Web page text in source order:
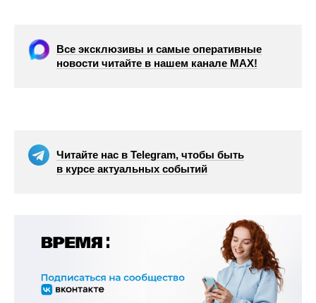
Все эксклюзивы и самые оперативные
новости читайте в нашем канале МАХ!
Читайте нас в Telegram, чтобы быть
в курсе актуальных событий